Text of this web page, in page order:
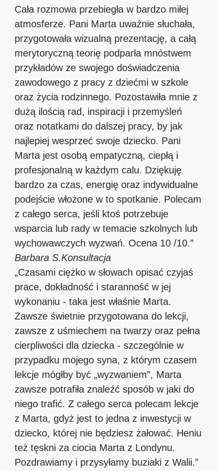
Cała rozmowa przebiegła w bardzo miłej
atmosferze. Pani Marta uważnie słuchała,
przygotowała wizualną prezentację, a całą
merytoryczną teorię podparła mnóstwem
przykładów ze swojego doświadczenia
zawodowego z pracy z dziećmi w szkole
oraz życia rodzinnego. Pozostawiła mnie z
dużą ilością rad, inspiracji i przemyśleń
oraz notatkami do dalszej pracy, by jak
najlepiej wesprzeć swoje dziecko. Pani
Marta jest osobą empatyczną, ciepłą i
profesjonalną w każdym calu. Dziękuję
bardzo za czas, energię oraz indywidualne
podejście włożone w to spotkanie. Polecam
z całego serca, jeśli ktoś potrzebuje
wsparcia lub rady w temacie szkolnych lub
wychowawczych wyzwań. Ocena 10 /10.”
Barbara S.Konsultacja
„Czasami ciężko w słowach opisać czyjaś
prace, dokładność i staranność w jej
wykonaniu - taka jest właśnie Marta.
Zawsze świetnie przygotowana do lekcji,
zawsze z uśmiechem na twarzy oraz pełna
cierpliwości dla dziecka - szczególnie w
przypadku mojego syna, z którym czasem
lekcje mógłby być „wyzwaniem”, Marta
zawsze potrafiła znaleźć sposób w jaki do
niego trafić. Z całego serca polecam lekcje
z Marta, gdyż jest to jedna z inwestycji w
dziecko, której nie będziesz żałować. Heniu
też tęskni za ciocia Marta z Londynu.
Pozdrawiamy i przysyłamy buziaki z Walii.”